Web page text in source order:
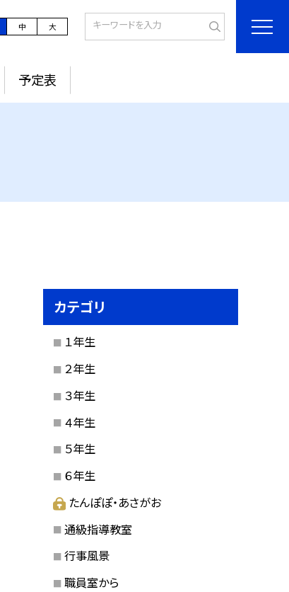
中 大
予定表
カテゴリ
１年生
２年生
３年生
４年生
５年生
６年生
たんぽぽ・あさがお
通級指導教室
行事風景
職員室から